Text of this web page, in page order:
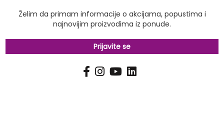
Želim da primam informacije o akcijama, popustima i
najnovijim proizvodima iz ponude.
Prijavite se